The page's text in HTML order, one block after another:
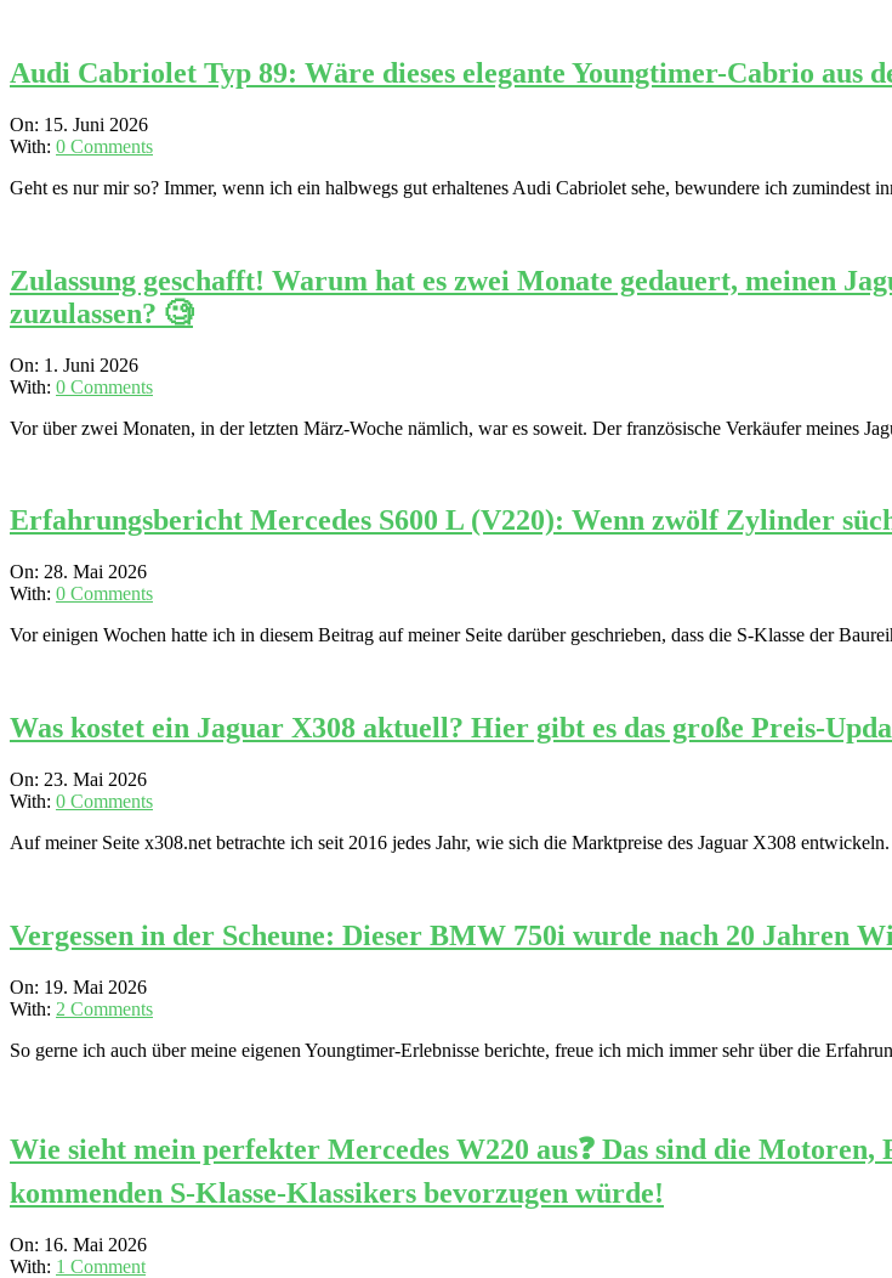
Audi Cabriolet Typ 89: Wäre dieses elegante Youngtimer-Cabrio aus
2026-
06-
On: 15. Juni 2026
With: 0 Comments
Geht es nur mir so? Immer, wenn ich ein halbwegs gut erhaltenes Audi Cabriolet sehe, bewundere ich zumindest
Zulassung geschafft! Warum hat es zwei Monate gedauert, meinen
zuzulassen? 🧐
2026-
06-
On: 1. Juni 2026
With: 0 Comments
Vor über zwei Monaten, in der letzten März-Woche nämlich, war es soweit. Der französische Verkäufer meines
Erfahrungsbericht Mercedes S600 L (V220): Wenn zwölf Zylinder
2026-
05-
On: 28. Mai 2026
With: 0 Comments
Vor einigen Wochen hatte ich in diesem Beitrag auf meiner Seite darüber geschrieben, dass die S-Klasse der
Was kostet ein Jaguar X308 aktuell? Hier gibt es das große Preis-
2026-
05-
On: 23. Mai 2026
With: 0 Comments
Auf meiner Seite x308.net betrachte ich seit 2016 jedes Jahr, wie sich die Marktpreise des Jaguar X308
Vergessen in der Scheune: Dieser BMW 750i wurde nach 20 Jahren
2026-
05-
On: 19. Mai 2026
With: 2 Comments
So gerne ich auch über meine eigenen Youngtimer-Erlebnisse berichte, freue ich mich immer sehr über die
Wie sieht mein perfekter Mercedes W220 aus❓ Das sind die
kommenden S-Klasse-Klassikers bevorzugen würde!
2026-
05-
On: 16. Mai 2026
With: 1 Comment